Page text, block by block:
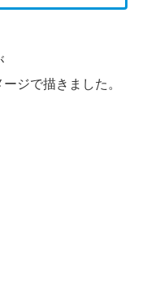
ジで描きました。